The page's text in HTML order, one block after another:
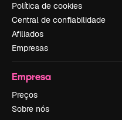
Política de cookies
Central de confiabilidade
Afiliados
Empresas
Empresa
Preços
Sobre nós